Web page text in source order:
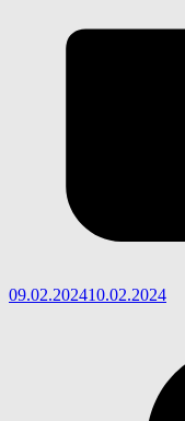
09.02.202410.02.2024